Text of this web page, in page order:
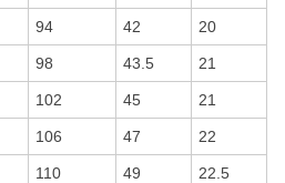
94 42 20
98 43.5 21
102 45 21
106 47 22
110 49 22.5